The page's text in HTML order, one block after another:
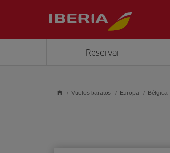
Reservar
Vuelos baratos Europa Bélgica